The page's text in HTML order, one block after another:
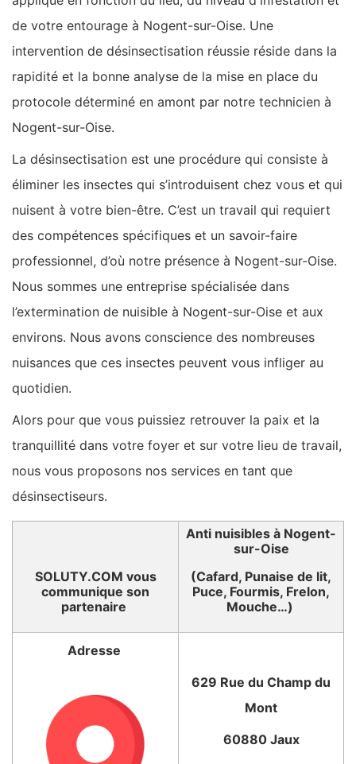
de votre entourage à Nogent-sur-Oise. Une
intervention de désinsectisation réussie réside dans la
rapidité et la bonne analyse de la mise en place du
protocole déterminé en amont par notre technicien à
Nogent-sur-Oise.
La désinsectisation est une procédure qui consiste à
éliminer les insectes qui s’introduisent chez vous et qui
nuisent à votre bien-être. C’est un travail qui requiert
des compétences spécifiques et un savoir-faire
professionnel, d’où notre présence à Nogent-sur-Oise.
Nous sommes une entreprise spécialisée dans
l’extermination de nuisible à Nogent-sur-Oise et aux
environs. Nous avons conscience des nombreuses
nuisances que ces insectes peuvent vous infliger au
quotidien.
Alors pour que vous puissiez retrouver la paix et la
tranquillité dans votre foyer et sur votre lieu de travail,
nous vous proposons nos services en tant que
désinsectiseurs.
SOLUTY.COM vous
communique son
partenaire
Anti nuisibles à Nogent-
sur-Oise
(Cafard, Punaise de lit,
Puce, Fourmis, Frelon,
Mouche…)
Adresse
629 Rue du Champ du
Mont
60880 Jaux